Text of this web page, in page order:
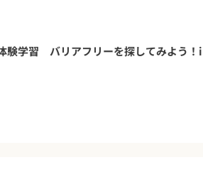
体験学習 バリアフリーを探してみよう